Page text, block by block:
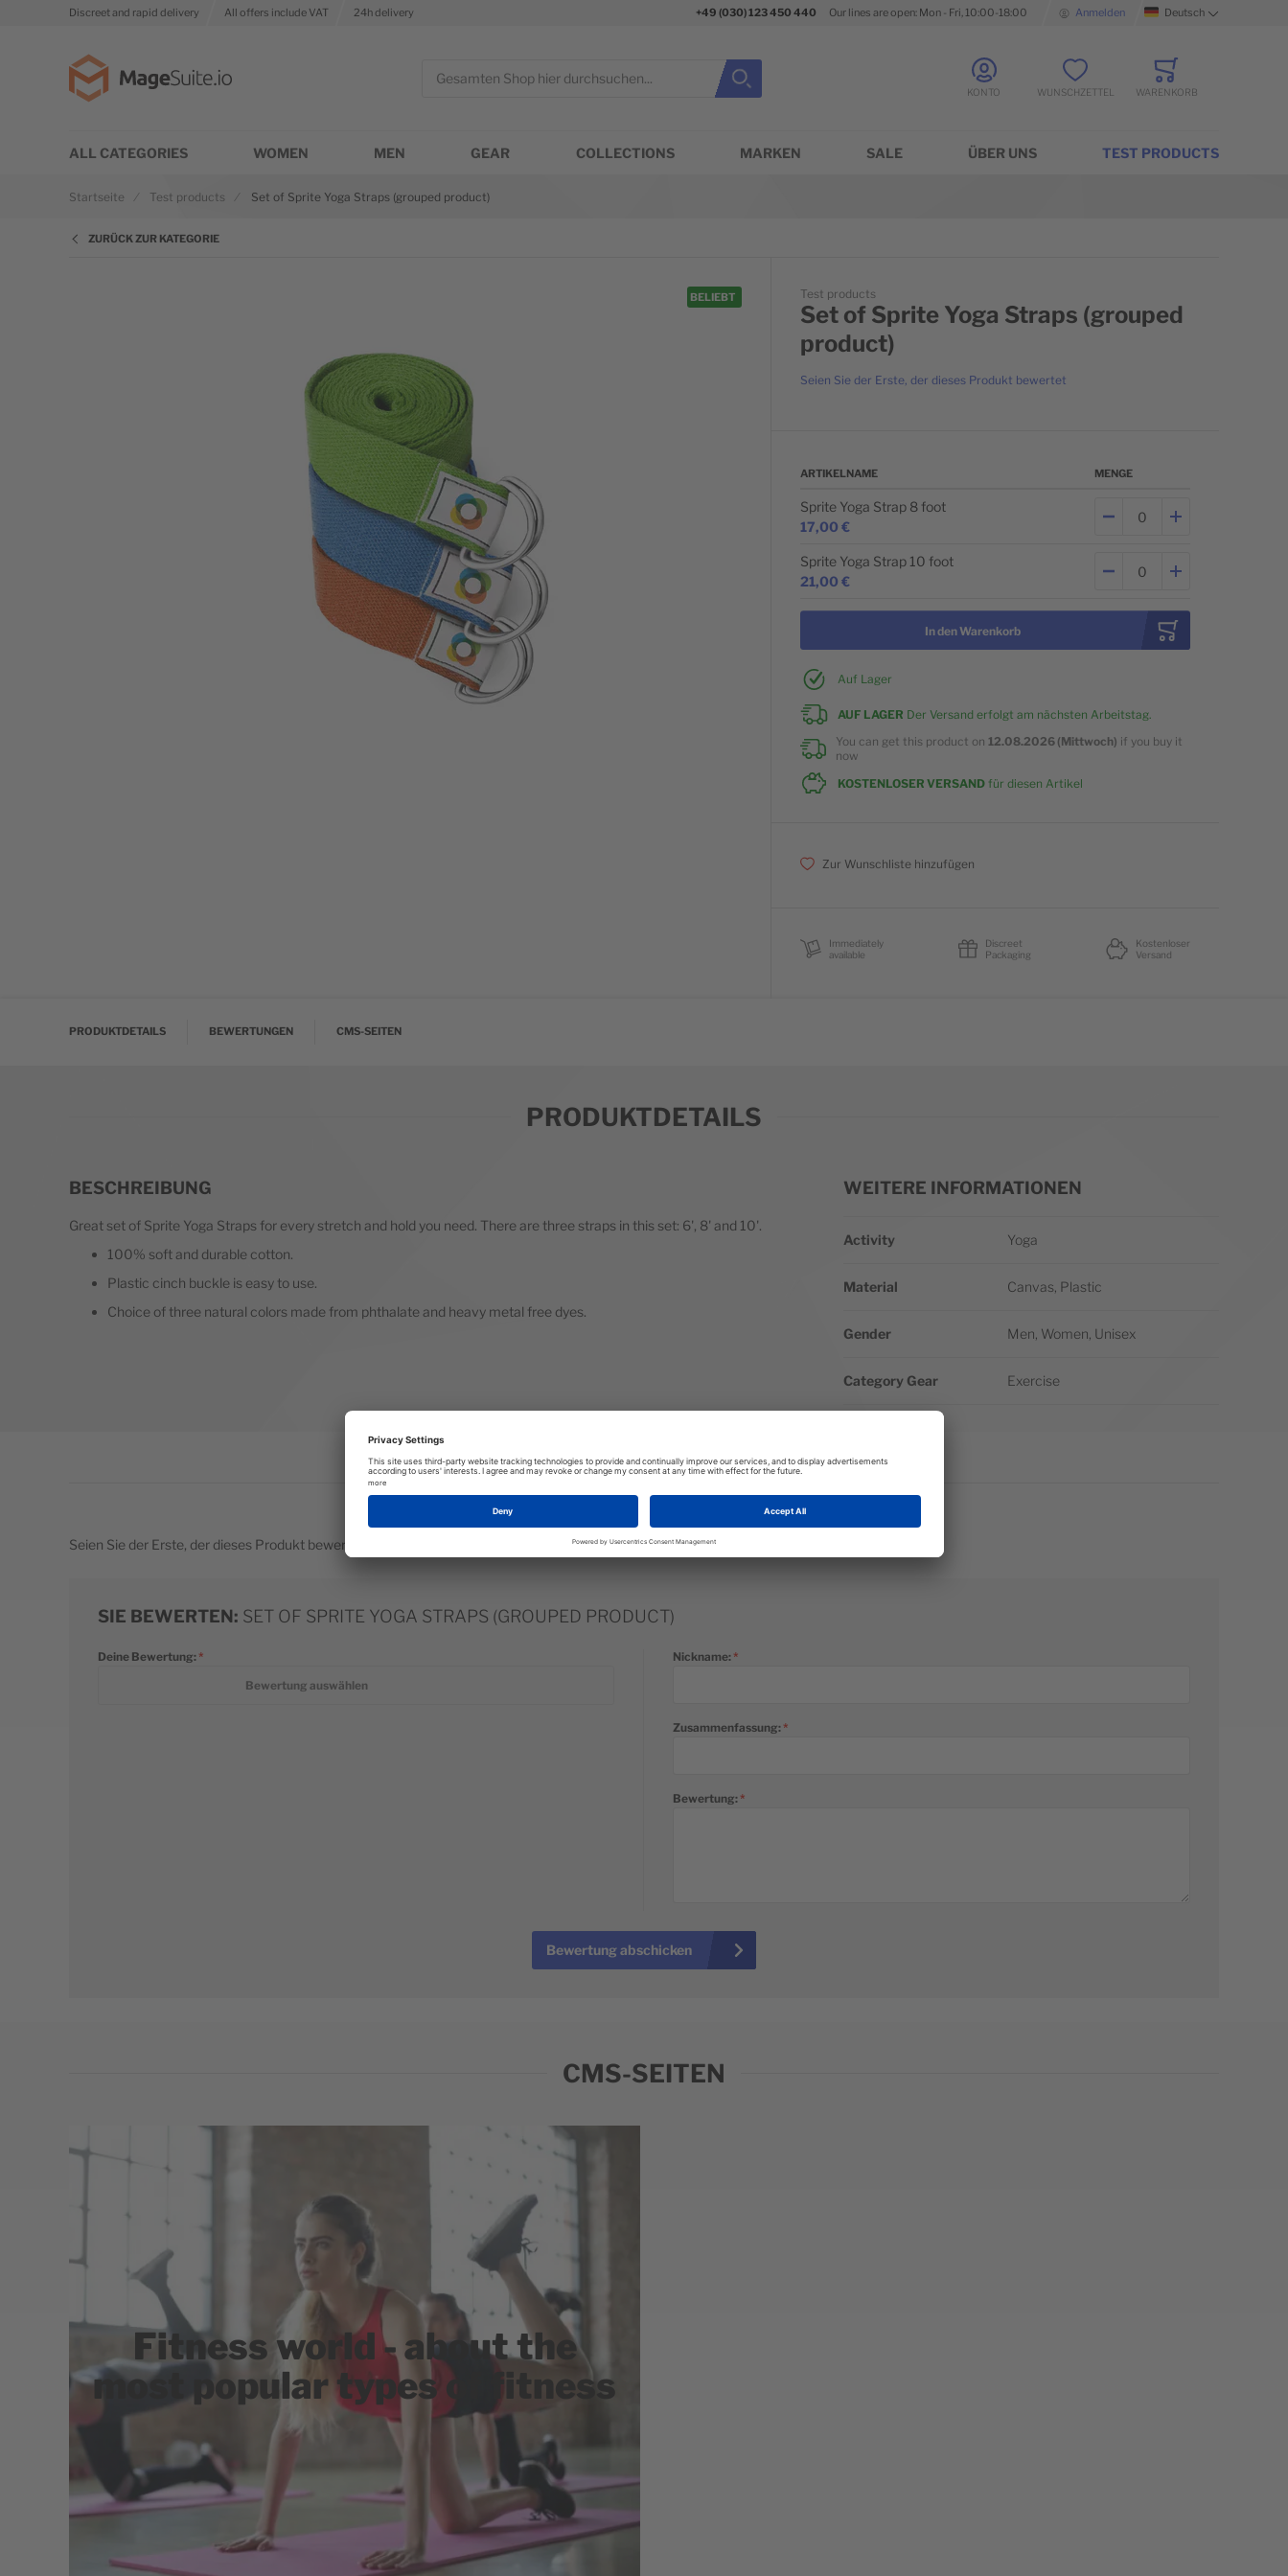
Discreet and rapid delivery All offers include VAT 24h delivery +49 (030) 123 450 440 Our lines are open: Mon - Fri, 10:00-18:00 AnmeldenSprache Deutsch
Suche schließen
Suche KONTO WUNSCHZETTEL
WARENKORB
ALL CATEGORIES WOMEN MEN GEAR COLLECTIONS MARKEN SALE ÜBER UNS TEST PRODUCTS
Startseite Test products Set of Sprite Yoga Straps (grouped product)
ZURÜCK ZUR KATEGORIE
BELIEBT Test products
Set of Sprite Yoga Straps (grouped
product)
Seien Sie der Erste, der dieses Produkt bewertet
ARTIKELNAME MENGE
Sprite Yoga Strap 8 foot
17,00 €
Sprite Yoga Strap 10 foot
21,00 €
In den Warenkorb
Auf Lager
AUF LAGER Der Versand erfolgt am nächsten Arbeitstag.
You can get this product on 12.08.2026 (Mittwoch) if you buy it
now
KOSTENLOSER VERSAND für diesen Artikel
Zur Wunschliste hinzufügen
Immediately
available
Discreet
Packaging
Kostenloser
Versand
PRODUKTDETAILS BEWERTUNGEN CMS-SEITEN
PRODUKTDETAILS
BESCHREIBUNG
Great set of Sprite Yoga Straps for every stretch and hold you need. There are three straps in this set: 6', 8' and 10'.
100% soft and durable cotton.
Plastic cinch buckle is easy to use.
Choice of three natural colors made from phthalate and heavy metal free dyes.
WEITERE INFORMATIONEN
Activity
Yoga
Material Canvas, Plastic
Gender Men, Women, Unisex
Category Gear Exercise
BEWERTUNGEN
Seien Sie der Erste, der dieses Produkt bewertet
SIE BEWERTEN: SET OF SPRITE YOGA STRAPS (GROUPED PRODUCT)
Deine Bewertung:
Bewertung auswählen
5 stars
Nickname:
Zusammenfassung:
Bewertung:
Bewertung abschicken
CMS-SEITEN
Fitness world - about the
most popular types of fitness